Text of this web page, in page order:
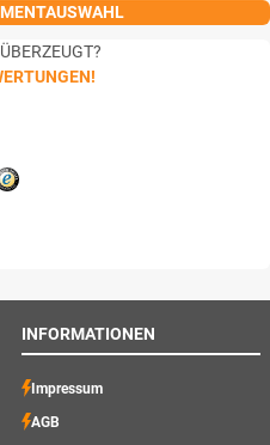
INFORMATIONEN
Impressum
AGB